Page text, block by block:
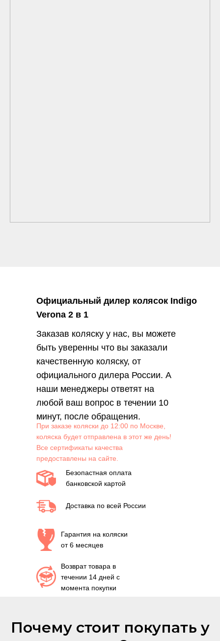
Официальный дилер колясок Indigo
Verona 2 в 1
Заказав коляску у нас, вы можете
быть уверенны что вы заказали
качественную коляску, от
официального дилера России. А
наши менеджеры ответят на
любой ваш вопрос в течении 10
минут, после обращения.
При заказе коляски до 12:00 по Москве,
коляска будет отправлена в этот же день!
Все сертификаты качества
предоставлены на сайте.
Возврат товара в
течении 14 дней с
момента покупки
Гарантия на коляски
от 6 месяцев
Безопастная оплата
банковской картой
Доставка по всей России
Почему стоит покупать у